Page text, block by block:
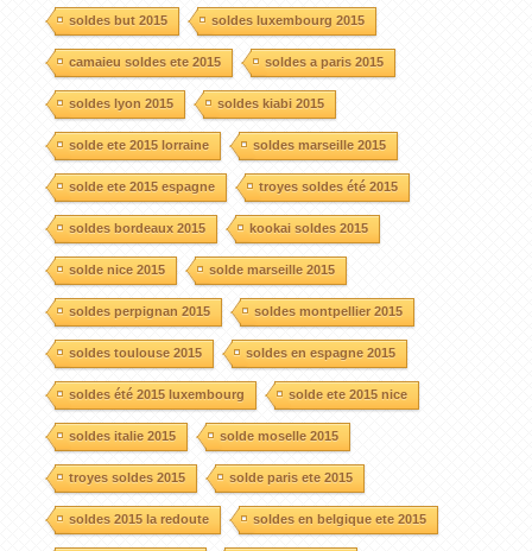
soldes but 2015 soldes luxembourg 2015
camaieu soldes ete 2015 soldes a paris 2015
soldes lyon 2015 soldes kiabi 2015
solde ete 2015 lorraine soldes marseille 2015
solde ete 2015 espagne troyes soldes été 2015
soldes bordeaux 2015 kookai soldes 2015
solde nice 2015 solde marseille 2015
soldes perpignan 2015 soldes montpellier 2015
soldes toulouse 2015 soldes en espagne 2015
soldes été 2015 luxembourg solde ete 2015 nice
soldes italie 2015 solde moselle 2015
troyes soldes 2015 solde paris ete 2015
soldes 2015 la redoute soldes en belgique ete 2015